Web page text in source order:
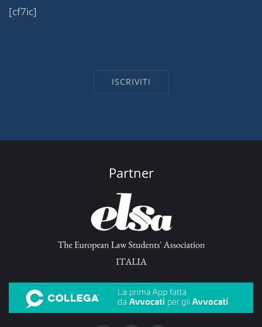
[cf7ic]
Partner